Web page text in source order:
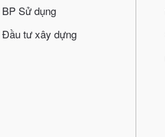
BP Sử dụng
Đầu tư xây dựng